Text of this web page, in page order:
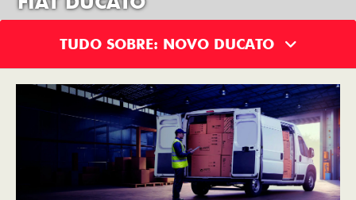
TUDO SOBRE: NOVO DUCATO